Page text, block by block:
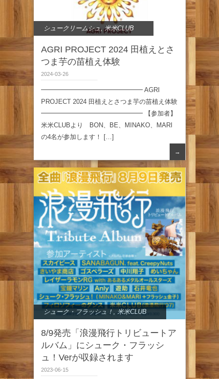
シュークリームシュ,米米CLUB
AGRI PROJECT 2024 田植えとさ
つま芋の苗植え体験
2024-03-26
━━━━━━━━━━━━━━━━ AGRI
PROJECT 2024 田植えとさつま芋の苗植え体験
━━━━━━━━━━━━━━━━ 【参加者】
米米CLUBより BON、BE、MINAKO、MARI
の4名が参加します！ […]
→
シューク・フラッシュ！ , 米米CLUB
8/9発売「浪漫飛行トリビュートア
ルバム」にシューク・フラッシ
ュ！Verが収録されます
2023-06-15